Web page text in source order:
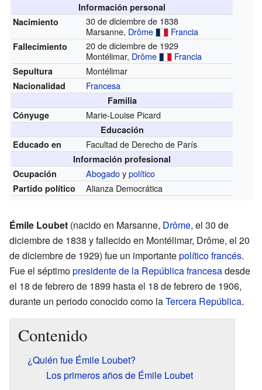
Información personal
Nacimiento
30 de diciembre de 1838
Marsanne, Drôme Francia
Fallecimiento
20 de diciembre de 1929
Montélimar, Drôme Francia
Sepultura Montélimar
Nacionalidad Francesa
Familia
Cónyuge
Marie-Louise Picard
Educación
Educado en
Facultad de Derecho de París
Información profesional
Ocupación
Abogadoypolítico
Partido político Alianza Democrática
Émile Loubet (nacido en Marsanne, Drôme, el 30 de
diciembre de 1838 y fallecido en Montélimar, Drôme, el 20
de diciembre de 1929) fue un importantepolíticofrancés.
Fue el séptimopresidente de la República francesadesde
el 18 de febrero de 1899 hasta el 18 de febrero de 1906,
durante un periodo conocido como laTercera República.
Contenido
¿Quién fue Émile Loubet?
Los primeros años de Émile Loubet